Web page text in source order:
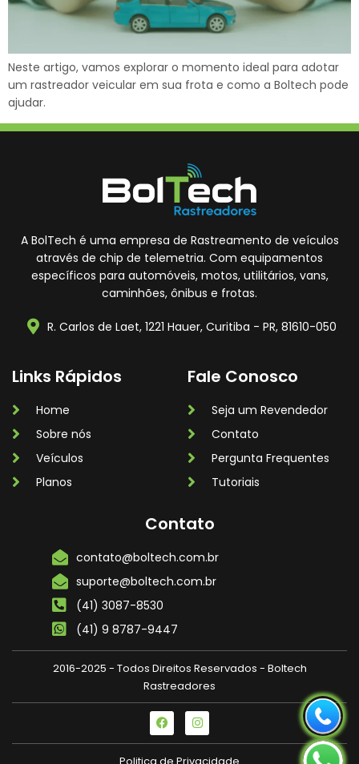
Neste artigo, vamos explorar o momento ideal para adotar
um rastreador veicular em sua frota e como a Boltech pode
ajudar.
A BolTech é uma empresa de Rastreamento de veículos
através de chip de telemetria. Com equipamentos
específicos para automóveis, motos, utilitários, vans,
caminhões, ônibus e frotas.
R. Carlos de Laet, 1221 Hauer, Curitiba - PR, 81610-050
Links Rápidos
Home
Sobre nós
Veículos
Planos
Fale Conosco
Seja um Revendedor
Contato
Pergunta Frequentes
Tutoriais
Contato
contato@boltech.com.br
suporte@boltech.com.br
(41) 3087-8530
(41) 9 8787-9447
2016-2025 - Todos Direitos Reservados - Boltech
Rastreadores